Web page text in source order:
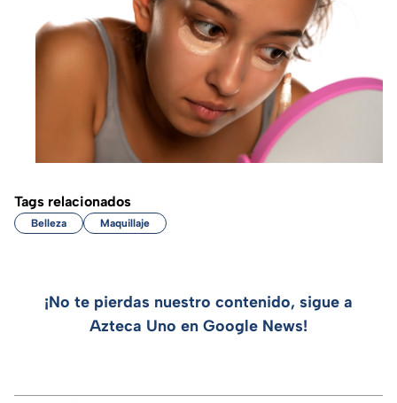
Tags relacionados
Belleza Maquillaje
¡No te pierdas nuestro contenido, sigue a
Azteca Uno en Google News!